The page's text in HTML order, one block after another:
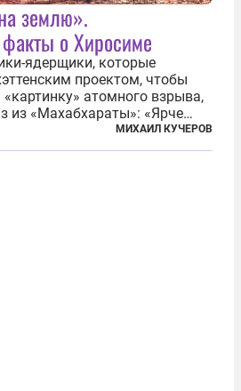
землю».
о Хиросиме
ядерщики, которые
проектом, чтобы
атомного взрыва,
из «Махабхараты»: «Ярче
это пламя». Не все жители
и Нагасаки, на
МИХАИЛ КУЧЕРОВ